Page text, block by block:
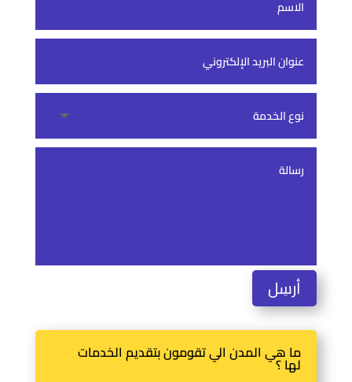
أرسِل
ما هي المدن الي تقومون بتقديم الخدمات
لها ؟